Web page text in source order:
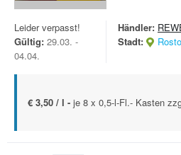
Leider verpasst!
Gültig: 29.03. -
04.04.
Händler:
Stadt:
€ 3,50 / l - je 8 x 0,5-l-Fl.- Kasten